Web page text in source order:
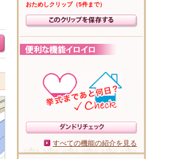
おためしクリップ（5件まで）
すべての機能の紹介を見る